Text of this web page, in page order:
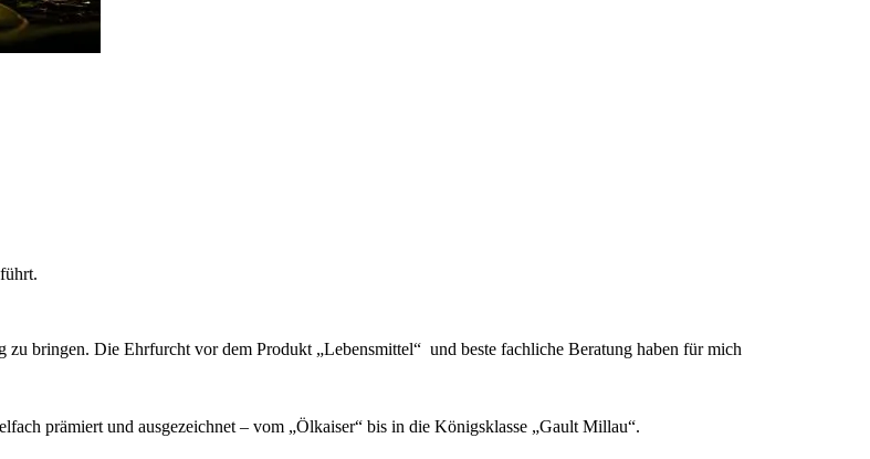
bringen. Die Ehrfurcht vor dem Produkt „Lebensmittel“ und beste fachliche Beratung haben für mich
prämiert und ausgezeichnet – vom „Ölkaiser“ bis in die Königsklasse „Gault Millau“.